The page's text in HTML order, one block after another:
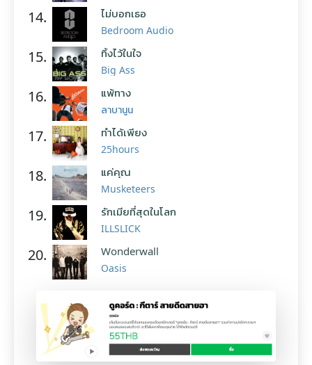
14. ไม่บอกเธอ
Bedroom Audio
15. ทิ้งไว้ในใจ
Big Ass
16. แพ้ทาง
ลาบานูน
17. ทำได้เพียง
25hours
18. แค่คุณ
Musketeers
19. รักเมียที่สุดในโลก
ILLSLICK
20. Wonderwall
Oasis